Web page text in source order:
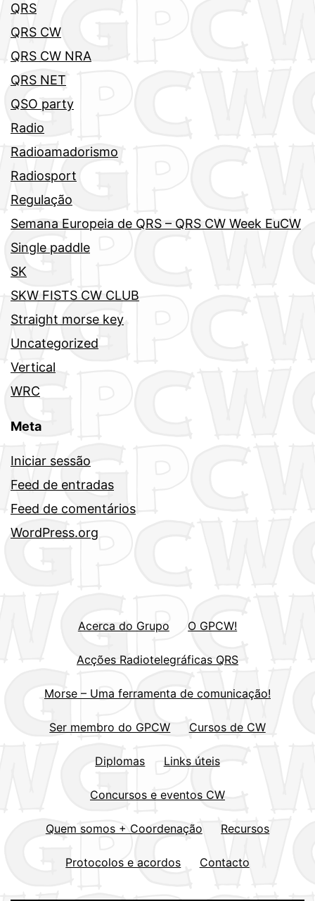
QRS
QRS CW
QRS CW NRA
QRS NET
QSO party
Radio
Radioamadorismo
Radiosport
Regulação
Semana Europeia de QRS – QRS CW Week EuCW
Single paddle
SK
SKW FISTS CW CLUB
Straight morse key
Uncategorized
Vertical
WRC
Meta
Iniciar sessão
Feed de entradas
Feed de comentários
WordPress.org
Acerca do Grupo O GPCW!
Acções Radiotelegráficas QRS
Morse – Uma ferramenta de comunicação!
Ser membro do GPCW Cursos de CW
Diplomas Links úteis
Concursos e eventos CW
Quem somos + Coordenação Recursos
Protocolos e acordos Contacto